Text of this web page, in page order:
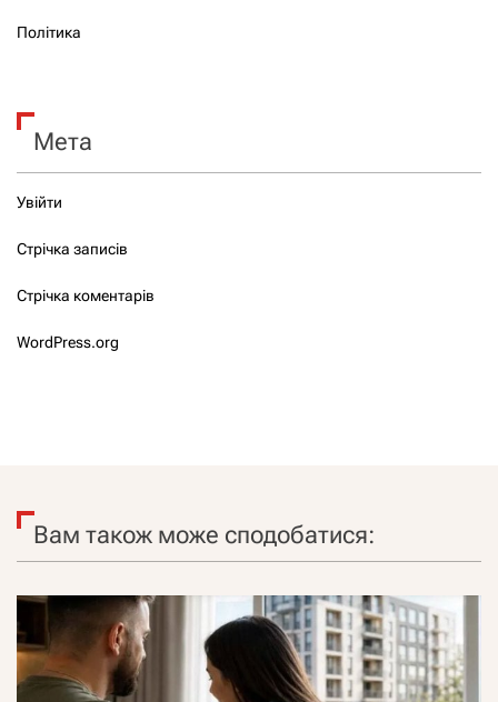
Політика
Мета
Увійти
Стрічка записів
Стрічка коментарів
WordPress.org
Вам також може сподобатися: